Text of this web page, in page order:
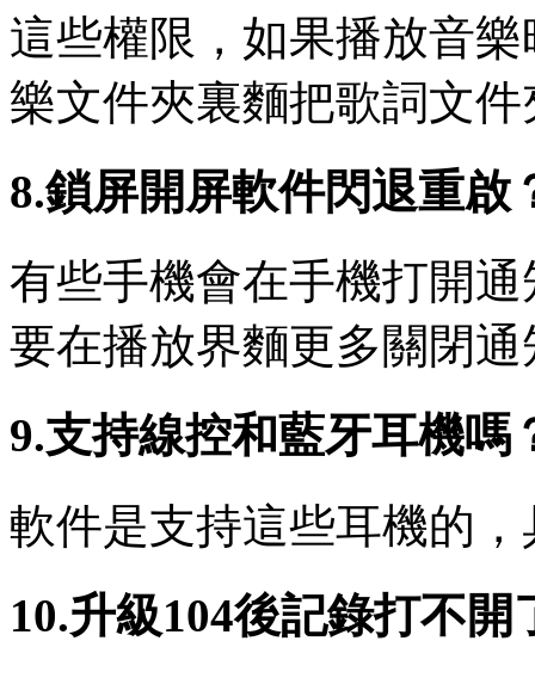
這些權限，如果播放音
樂文件夾裏麵把歌詞文
8.鎖屏開屏軟件閃退重啟
有些手機會在手機打開
要在播放界麵更多關閉
9.支持線控和藍牙耳機嗎
軟件是支持這些耳機的
10.升級104後記錄打不開